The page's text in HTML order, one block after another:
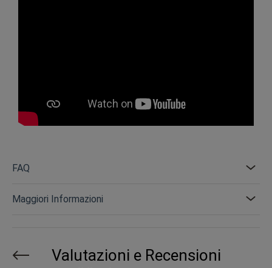
FAQ
Maggiori Informazioni
Valutazioni e Recensioni